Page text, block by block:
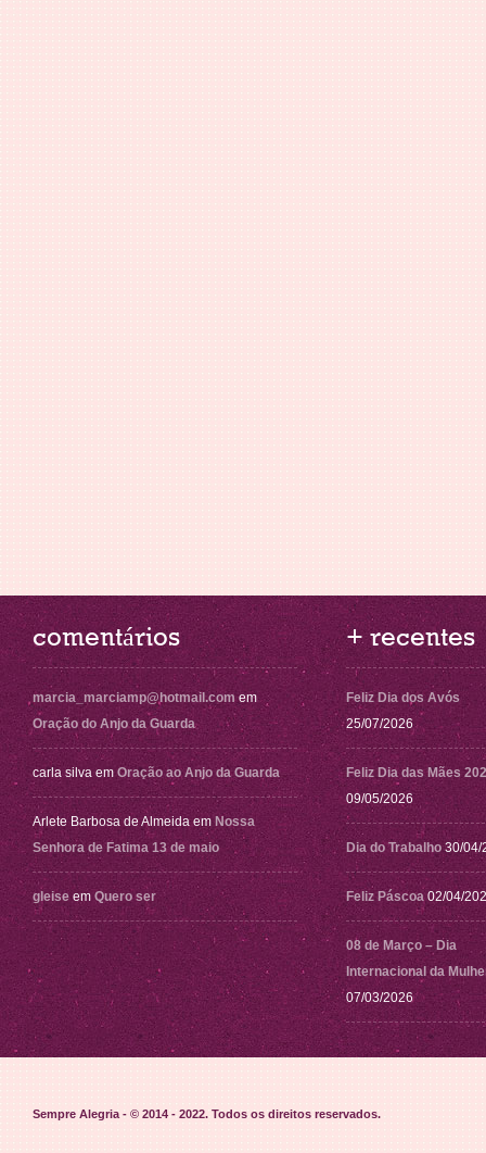
comentários
marcia_marciamp@hotmail.com em
Oração do Anjo da Guarda
carla silva em Oração ao Anjo da Guarda
Arlete Barbosa de Almeida em Nossa
Senhora de Fatima 13 de maio
gleise em Quero ser
+ recentes
Feliz Dia dos Avós
25/07/2026
Feliz Dia das Mães
09/05/2026
Dia do Trabalho 30/04/
Feliz Páscoa 02/04/
08 de Março – Dia
Internacional da
07/03/2026
Sempre Alegria - © 2014 - 2022. Todos os direitos reservados.